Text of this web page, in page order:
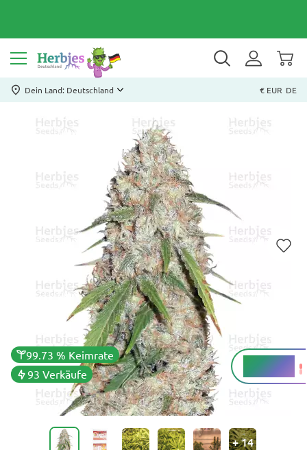
Dein Land: Deutschland € EUR DE
99.73 % Keimrate
93 Verkäufe
17 - 21 %
THC
+14